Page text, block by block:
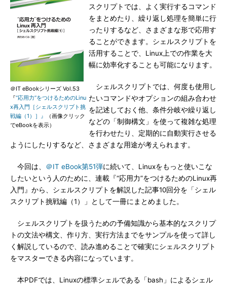
＠IT eBookシリーズ Vol.53
『“応用力”をつけるためのLinu
x再入門［シェルスクリプト挑
戦編（1）］』
（画像クリック
でeBookを表示）
スクリプトでは、よく実行するコマンド
をまとめたり、繰り返し処理を簡単に行
ったりするなど、さまざまな形で応用す
ることができます。シェルスクリプトを
活用することで、Linux上での作業を大
幅に効率化することも可能になります。
シェルスクリプトでは、何度も使用し
たいコマンドやオプションの組み合わせ
を記述しておく他、条件分岐や繰り返し
などの「制御構文」を使って複雑な処理
を行わせたり、定期的に自動実行させる
ようにしたりするなど、さまざまな用途が考えられます。
今回は、 ＠IT eBook第51弾に続いて、Linuxをもっと使いこな
したいという人のために、連載『“応用力”をつけるためのLinux再
入門』から、シェルスクリプトを解説した記事10回分を「シェル
スクリプト挑戦編（1）」として一冊にまとめました。
シェルスクリプトを扱うための予備知識から基本的なスクリプ
トの文法や構文、作り方、実行方法までをサンプルを使って詳し
く解説しているので、読み進めることで確実にシェルスクリプト
をマスターできる内容になっています。
本PDFでは、Linuxの標準シェルである「bash」によるシェル